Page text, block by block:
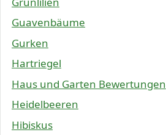
Guavenbäume
Gurken
Hartriegel
Haus und Garten Bewertungen
Heidelbeeren
Hibiskus